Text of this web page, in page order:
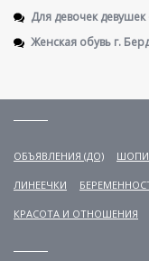
Для девочек
Женская обувь г.
ОБЪЯВЛЕНИЯ (ДО)
ЛИНЕЕЧКИ
КРАСОТА И ОТНОШЕНИЯ